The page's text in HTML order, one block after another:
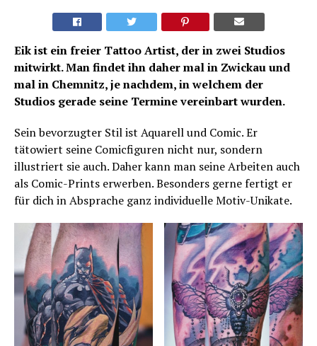
Eik ist ein freier Tattoo Artist, der in zwei Studios
mitwirkt. Man findet ihn daher mal in Zwickau und
mal in Chemnitz, je nachdem, in welchem der
Studios gerade seine Termine vereinbart wurden.
Sein bevorzugter Stil ist Aquarell und Comic. Er
tätowiert seine Comicfiguren nicht nur, sondern
illustriert sie auch. Daher kann man seine Arbeiten auch
als Comic-Prints erwerben. Besonders gerne fertigt er
für dich in Absprache ganz individuelle Motiv-Unikate.